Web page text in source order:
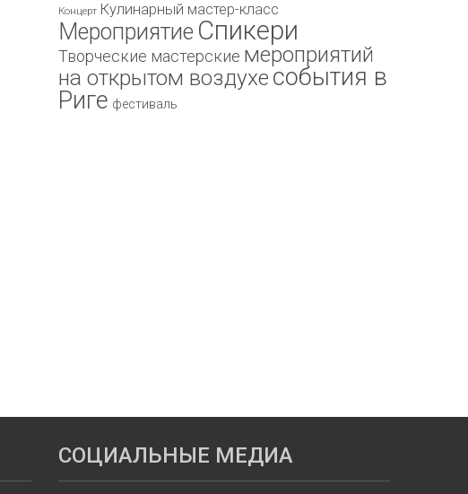
Концерт Кулинарный мастер-класс
Мероприятие Спикери
Творческие мастерские мероприятий
на открытом воздухе события в
Риге фестиваль
СОЦИАЛЬНЫЕ МЕДИА